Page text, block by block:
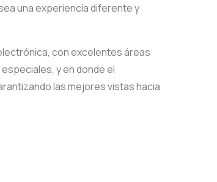
una experiencia diferente y
con excelentes áreas
y en donde el
las mejores vistas hacia